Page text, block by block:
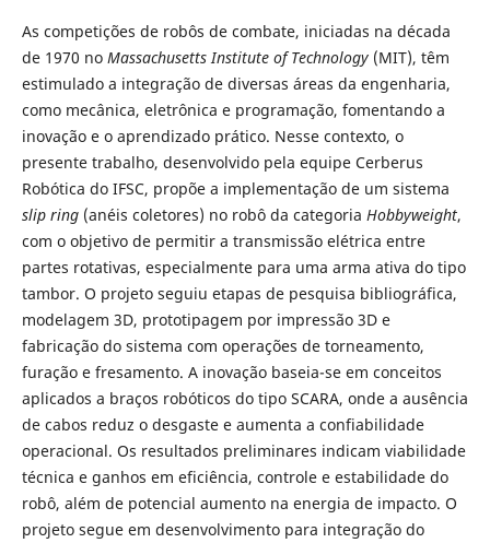
As competições de robôs de combate, iniciadas na década
de 1970 no Massachusetts Institute of Technology(MIT), têm
estimulado a integração de diversas áreas da engenharia,
como mecânica, eletrônica e programação, fomentando a
inovação e o aprendizado prático. Nesse contexto, o
presente trabalho, desenvolvido pela equipe Cerberus
Robótica do IFSC, propõe a implementação de um sistema
slip ring(anéis coletores) no robô da categoria Hobbyweight,
com o objetivo de permitir a transmissão elétrica entre
partes rotativas, especialmente para uma arma ativa do tipo
tambor. O projeto seguiu etapas de pesquisa bibliográfica,
modelagem 3D, prototipagem por impressão 3D e
fabricação do sistema com operações de torneamento,
furação e fresamento. A inovação baseia-se em conceitos
aplicados a braços robóticos do tipo SCARA, onde a ausência
de cabos reduz o desgaste e aumenta a confiabilidade
operacional. Os resultados preliminares indicam viabilidade
técnica e ganhos em eficiência, controle e estabilidade do
robô, além de potencial aumento na energia de impacto. O
projeto segue em desenvolvimento para integração do